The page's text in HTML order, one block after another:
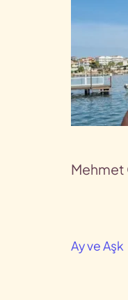
Mehmet
Ay ve Aşk